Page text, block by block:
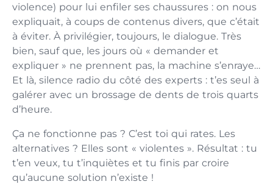
violence) pour lui enfiler ses chaussures : on nous
expliquait, à coups de contenus divers, que c’était
à éviter. À privilégier, toujours, le dialogue. Très
bien, sauf que, les jours où « demander et
expliquer » ne prennent pas, la machine s’enraye…
Et là, silence radio du côté des experts : t’es seul à
galérer avec un brossage de dents de trois quarts
d’heure.
Ça ne fonctionne pas ? C’est toi qui rates. Les
alternatives ? Elles sont « violentes ». Résultat : tu
t’en veux, tu t’inquiètes et tu finis par croire
qu’aucune solution n’existe !